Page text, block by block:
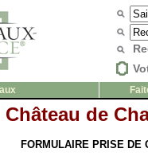
Château de
FORMULAIRE PRISE DE